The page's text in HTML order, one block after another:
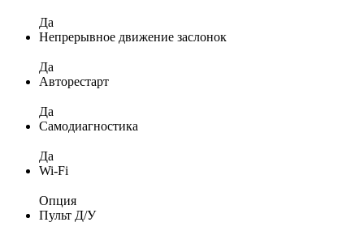
Да
Непрерывное движение заслонок
Да
Авторестарт
Да
Самодиагностика
Да
Wi-Fi
Опция
Пульт Д/У